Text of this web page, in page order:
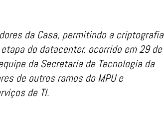
da Casa, permitindo a criptografia
do datacenter, ocorrido em 29 de
da Secretaria de Tecnologia da
de outros ramos do MPU e
de TI.